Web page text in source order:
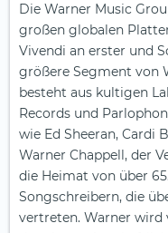
Die Warner Music
großen globalen
Vivendi an erster und
größere Segment von
besteht aus kultigen
Records und
wie Ed Sheeran, Cardi
Warner Chappell, der
die Heimat von über
Songschreibern, die
vertreten. Warner wird